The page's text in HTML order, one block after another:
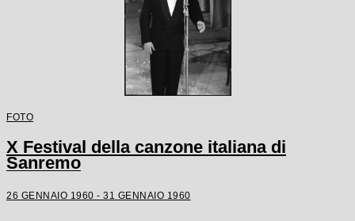
FOTO
X Festival della canzone italiana di
Sanremo
26 GENNAIO 1960 - 31 GENNAIO 1960